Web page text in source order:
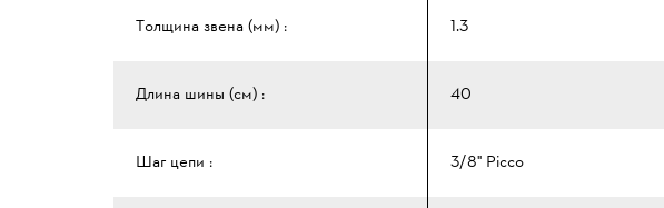
Толщина звена (мм) : 1.3
Длина шины (см) : 40
Шаг цепи : 3/8" Рicco